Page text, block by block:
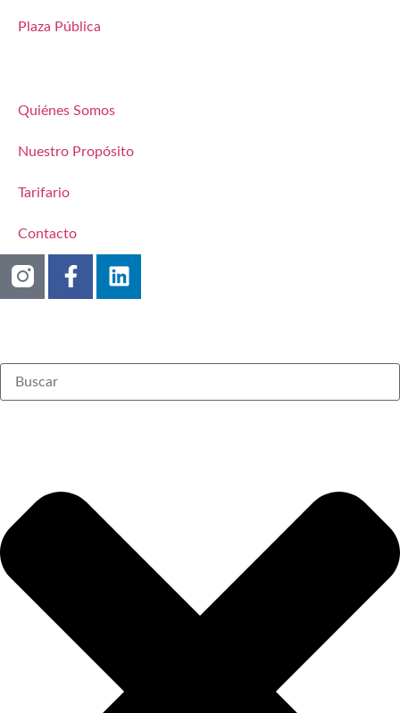
Plaza Pública
Quiénes Somos
Nuestro Propósito
Tarifario
Contacto